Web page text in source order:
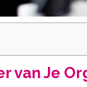
van Je